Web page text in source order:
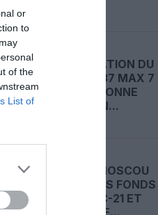
or
to
of the
List of
CERTIFICATION DU
BOEING 737 MAX 7
: LA FAA DONNE
ENFIN SON...
RUSSIE : MOSCOU
REMET DES FONDS
SUR LE MC-21 ET
POUSSE LE...